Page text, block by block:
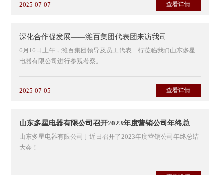
2025-07-07 查看详情
深化合作促发展——潍百集团代表团来访我司
6月16日上午，潍百集团领导及员工代表一行莅临我们山东多星
电器有限公司进行参观考察。
山东多星电器与潍百集团领导亲切合影，共绘合作发展新蓝图。
2025-07-05 查看详情
山东多星电器有限公司召开2023年度营销公司年终总结大会
山东多星电器有限公司于近日召开了2023年度营销公司年终总结
大会！